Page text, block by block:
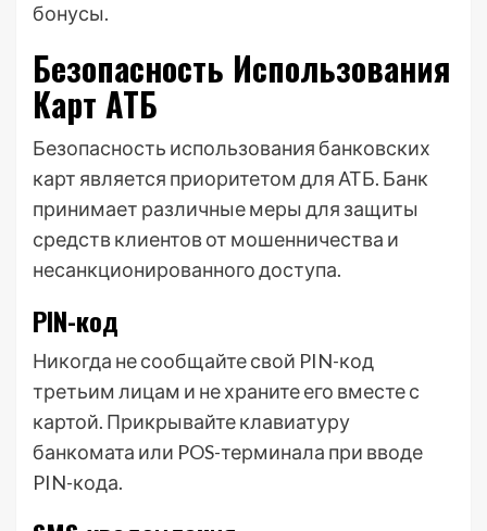
бонусы.
Безопасность Использования
Карт АТБ
Безопасность использования банковских
карт является приоритетом для АТБ. Банк
принимает различные меры для защиты
средств клиентов от мошенничества и
несанкционированного доступа.
PIN-код
Никогда не сообщайте свой PIN-код
третьим лицам и не храните его вместе с
картой. Прикрывайте клавиатуру
банкомата или POS-терминала при вводе
PIN-кода.